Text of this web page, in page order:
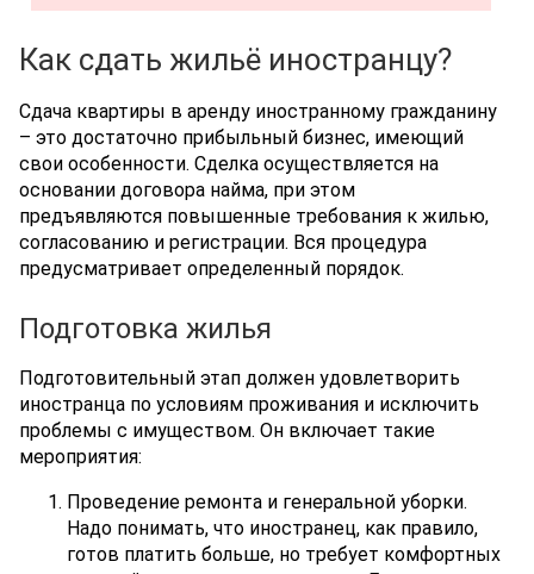
Как сдать жильё иностранцу?
Сдача квартиры в аренду иностранному гражданину
– это достаточно прибыльный бизнес, имеющий
свои особенности. Сделка осуществляется на
основании договора найма, при этом
предъявляются повышенные требования к жилью,
согласованию и регистрации. Вся процедура
предусматривает определенный порядок.
Подготовка жилья
Подготовительный этап должен удовлетворить
иностранца по условиям проживания и исключить
проблемы с имуществом. Он включает такие
мероприятия:
Проведение ремонта и генеральной уборки.
Надо понимать, что иностранец, как правило,
готов платить больше, но требует комфортных